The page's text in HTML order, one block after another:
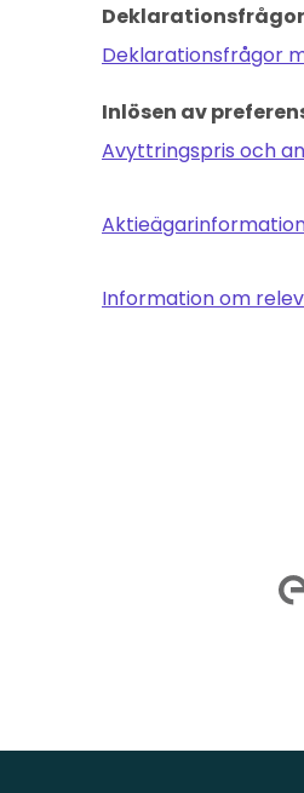
Deklarationsfrågor
Deklarationsfrågor
Inlösen av
Avyttringspris och
Information om